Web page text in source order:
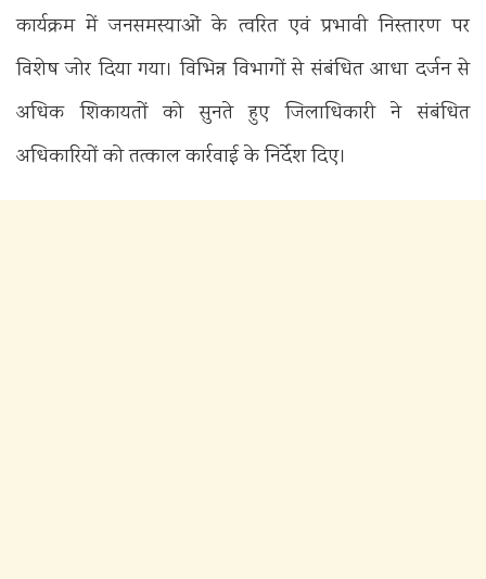
कार्यक्रम में जनसमस्याओं के त्वरित एवं प्रभावी निस्तारण पर
विशेष जोर दिया गया। विभिन्न विभागों से संबंधित आधा दर्जन से
अधिक शिकायतों को सुनते हुए जिलाधिकारी ने संबंधित
अधिकारियों को तत्काल कार्रवाई के निर्देश दिए।